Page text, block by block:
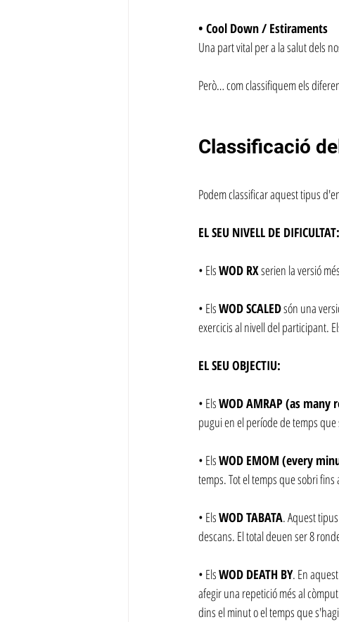
• Cool Down / Estiraments
Una part vital per a la salut dels
Però… com classifiquem els
Classificació
Podem classificar aquest tipus
EL SEU NIVELL DE DIFICULTAT:
• Els WOD RX serien la versió
• Els WOD SCALED són una
exercicis al nivell del participant.
EL SEU OBJECTIU:
• Els WOD AMRAP (as many
pugui en el període de temps
• Els WOD EMOM (every
temps. Tot el temps que sobri
• Els WOD TABATA. Aquest
descans. El total deuen ser 8
• Els WOD DEATH BY. En
afegir una repetició més al
dins el minut o el temps que